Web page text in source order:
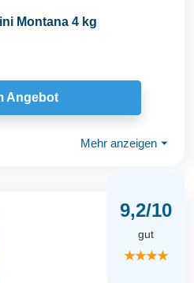
Montana 4 kg
Angebot
Mehr anzeigen ⏷
9,2/10
gut
★★★★